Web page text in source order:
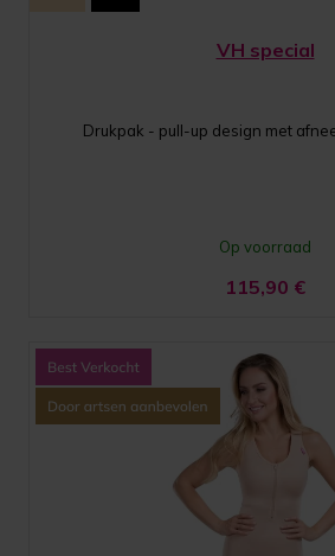
VH special
Drukpak - pull-up design met
Op voorraad
115,90 €